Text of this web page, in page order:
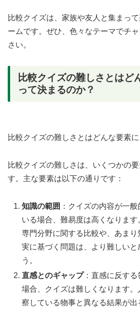
比較クイズは、家族や友人と集まっ
ームです。ぜひ、色々なテーマでチ
さい。
比較クイズの難しさとはど
って決まるのか？
比較クイズの難しさとはどんな要素
比較クイズの難しさは、いくつかの
す。主な要素は以下の通りです：
知識の範囲 ：クイズの内容が一
いる場合、難易度は高くなりま
専門分野に関する比較や、あま
実に基づく問題は、より難しいと
う。
直感とのギャップ：直感に反する
場合、クイズは難しくなります
察している物事と異なる結果が出